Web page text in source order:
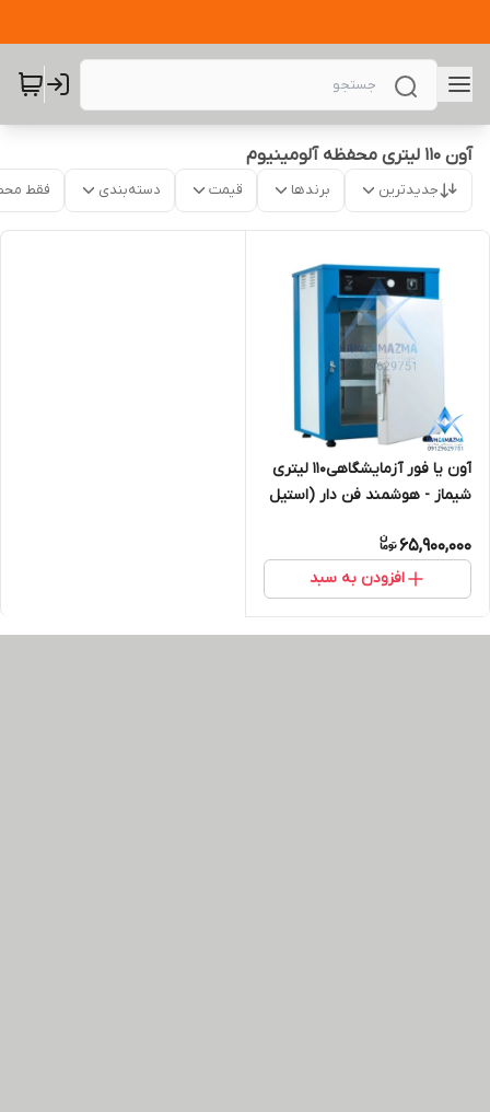
آون 110 لیتری محفظه آلومینیوم
جدیدترین برندها قیمت دسته‌بندی فقط
آون یا فور آزمایشگاهی110 لیتری
شیماز - هوشمند فن دار (استیل
رایگان
65,900,000
افزودن به سبد